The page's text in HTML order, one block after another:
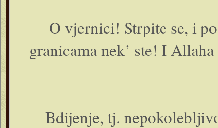
O vjernici! Strpite se, i
granicama nek’ ste! I
Bdijenje, tj.